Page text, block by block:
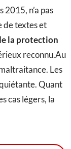
n’a pas
de textes et
la protection
reconnu.Au
Les
Quant
cas légers, la